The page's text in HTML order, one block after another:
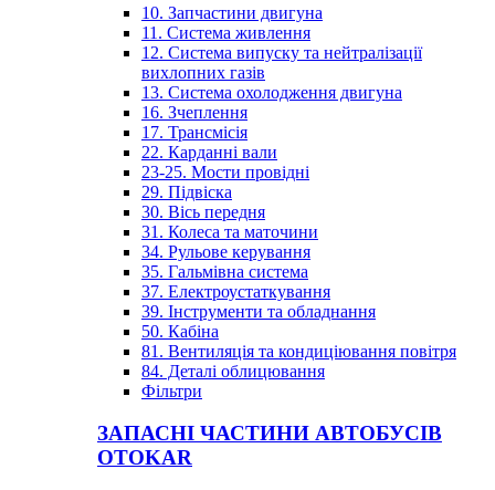
10. Запчастини двигуна
11. Система живлення
12. Система випуску та нейтралізації
вихлопних газів
13. Система охолодження двигуна
16. Зчеплення
17. Трансмісія
22. Карданні вали
23-25. Мости провідні
29. Підвіска
30. Вісь передня
31. Колеса та маточини
34. Рульове керування
35. Гальмівна система
37. Електроустаткування
39. Інструменти та обладнання
50. Кабіна
81. Вентиляція та кондиціювання повітря
84. Деталі облицювання
Фільтри
ЗАПАСНІ ЧАСТИНИ АВТОБУСІВ
OTOKAR